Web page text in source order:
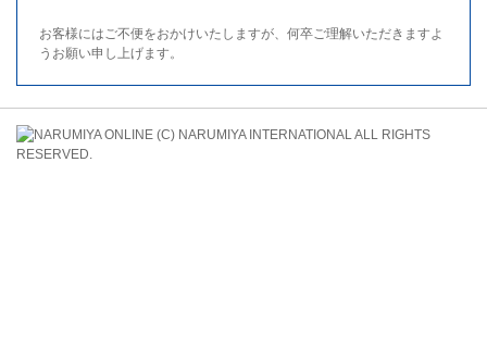
お客様にはご不便をおかけいたしますが、何卒ご理解いただきますよ
うお願い申し上げます。